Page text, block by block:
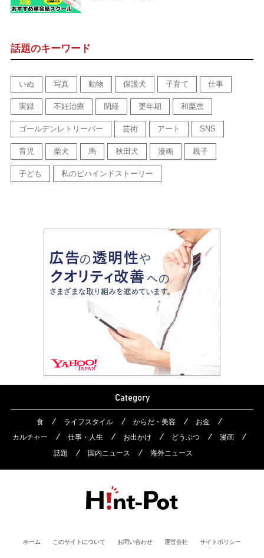
話題のキーワード
いぬ 写真 動物 保護犬 子育て 仕事
実録 不妊治療 閉経 更年期 和栗恵
ゴールデンレトリーバー 芸術 アート SNS
育児 柴犬 馬 秋田犬 漫画 親子
子ども 私のビハインドストーリー
Category
食 ライフスタイル からだ・美容
お金
カルチャー
仕事・人生 お出かけ どうぶつ
漫画
話題
国内ニュース 海外ニュース
ホーム このサイトについて お問い合わせ 運営会社 サイトポリシー